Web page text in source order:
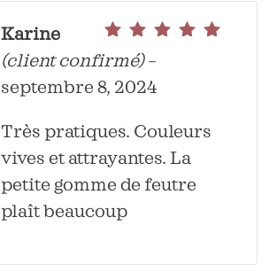
Note5
Karine
(client confirmé) –
septembre 8, 2024
Très pratiques. Couleurs
vives et attrayantes. La
petite gomme de feutre
plaît beaucoup